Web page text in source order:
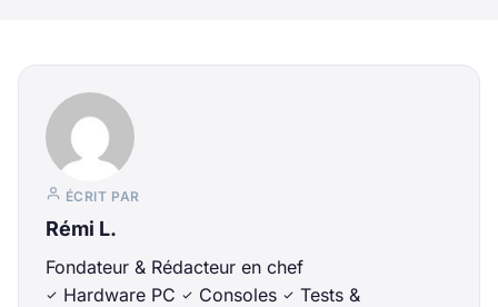
ÉCRIT PAR
Rémi L.
Fondateur & Rédacteur en chef
Hardware PC
Consoles
Tests &